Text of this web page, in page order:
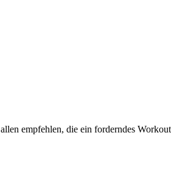
empfehlen, die ein forderndes